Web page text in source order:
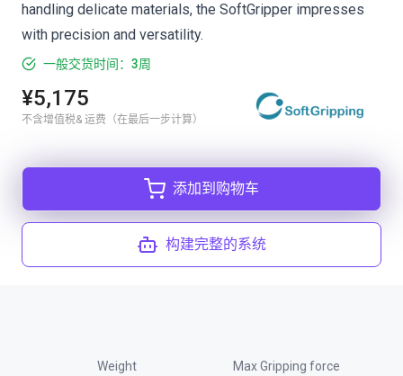
handling delicate materials, the SoftGripper impresses
with precision and versatility.
一般交货时间：3周
¥5,175
不含增值税& 运费（在最后一步计算）
添加到购物车
构建完整的系统
Weight Max Gripping force